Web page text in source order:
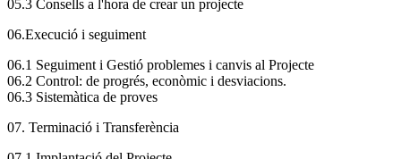
05.3 Consells a l'hora de crear un projecte
06.Execució i seguiment
06.1 Seguiment i Gestió problemes i canvis al Projecte
06.2 Control: de progrés, econòmic i desviacions.
06.3 Sistemàtica de proves
07. Terminació i Transferència